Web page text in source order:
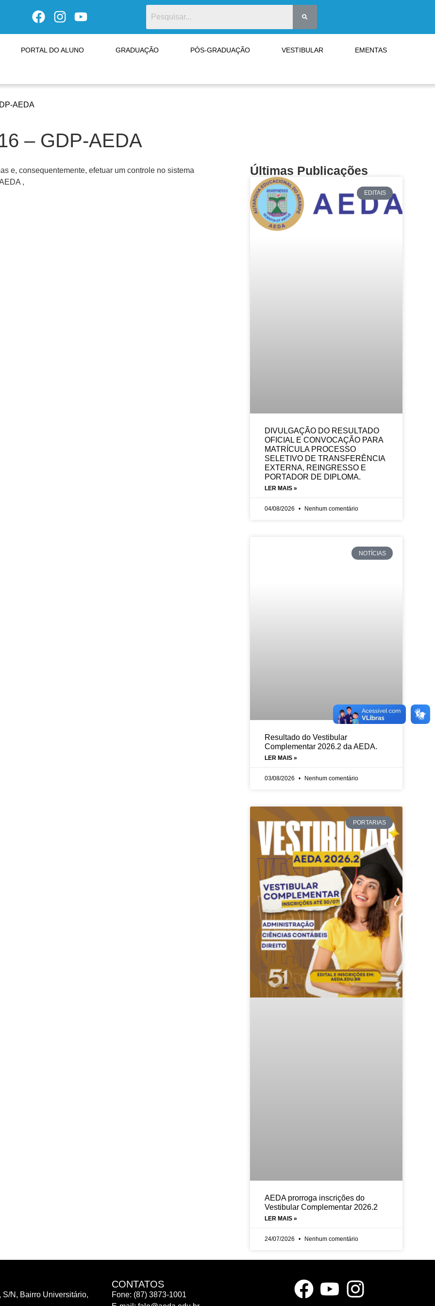
PORTAL DO ALUNO GRADUAÇÃO PÓS-GRADUAÇÃO VESTIBULAR EMENTAS
AEDA
– GDP-AEDA
e, consequentemente, efetuar um controle no sistema
,
Últimas Publicações
EDITAIS
DIVULGAÇÃO DO RESULTADO
OFICIAL E CONVOCAÇÃO PARA
MATRÍCULA PROCESSO
SELETIVO DE TRANSFERÊNCIA
EXTERNA, REINGRESSO E
PORTADOR DE DIPLOMA.
LER MAIS »
04/08/2026 Nenhum comentário
NOTÍCIAS
Resultado do Vestibular
Complementar 2026.2 da AEDA.
LER MAIS »
03/08/2026 Nenhum comentário
PORTARIAS
AEDA prorroga inscrições do
Vestibular Complementar 2026.2
LER MAIS »
24/07/2026 Nenhum comentário
N, Bairro Universitário,
CONTATOS
Fone: (87) 3873-1001